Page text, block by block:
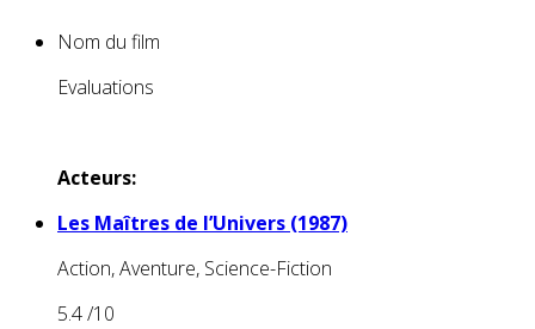
Nom du film
Evaluations
Acteurs:
Les Maîtres de l’Univers (1987)
Action, Aventure, Science-Fiction
5.4/10